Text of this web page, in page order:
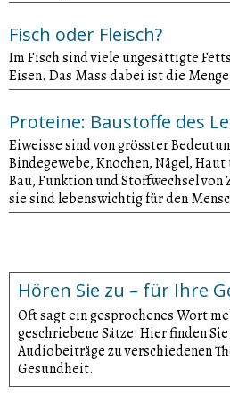
Fisch oder Fleisch?
Im Fisch sind viele ungesättigte
Eisen. Das Mass dabei ist die
Proteine: Baustoffe des
Eiweisse sind von grösster
Bindegewebe, Knochen, Nägel,
Bau, Funktion und Stoffwechsel von
sie sind lebenswichtig für den
Hören Sie zu – für Ihre
Oft sagt ein gesprochenes Wort
geschriebene Sätze: Hier finden
Audiobeiträge zu verschiedenen
Gesundheit.